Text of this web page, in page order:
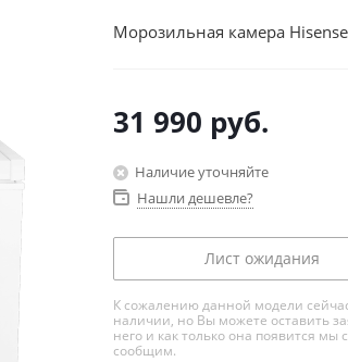
Морозильная камера
31 990 руб.
Наличие уточняйте
Нашли дешевле?
Лист ожидания
К сожалению данной модели
наличии, но Вы можете оставить
него и как только она появится мы
сообщим.